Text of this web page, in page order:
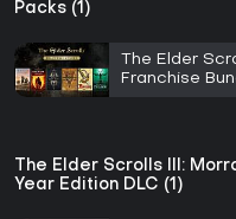
Packs (1)
The Elder
Franchise
The Elder Scrolls III:
Year Edition DLC (1)